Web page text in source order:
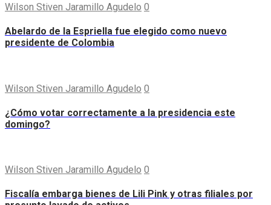
Wilson Stiven Jaramillo Agudelo 0
Abelardo de la Espriella fue elegido como nuevo
presidente de Colombia
Wilson Stiven Jaramillo Agudelo 0
¿Cómo votar correctamente a la presidencia este
domingo?
Wilson Stiven Jaramillo Agudelo 0
Fiscalía embarga bienes de Lili Pink y otras filiales por